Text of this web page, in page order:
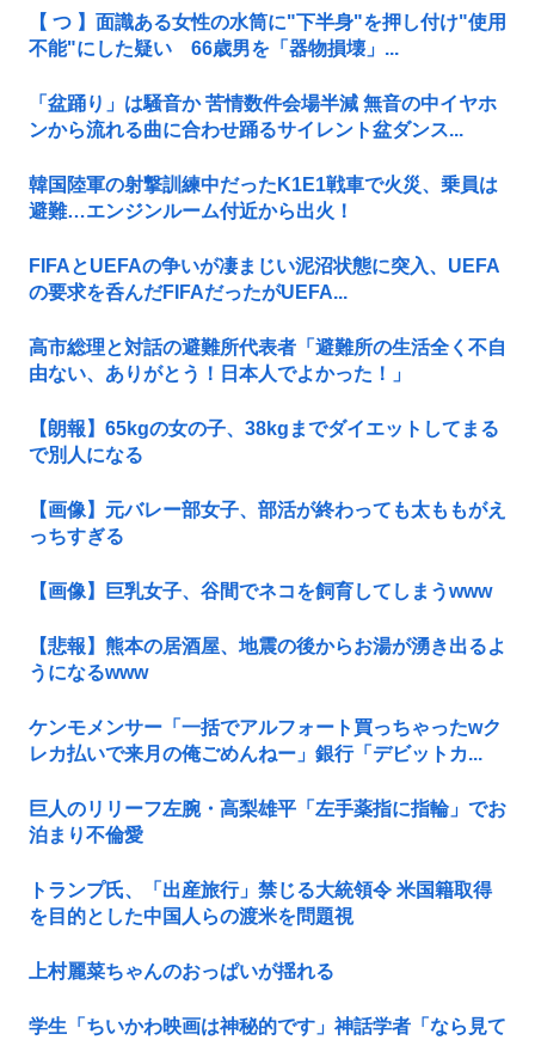
【 つ 】面識ある女性の水筒に"下半身"を押し付け"使用
不能"にした疑い 66歳男を「器物損壊」...
「盆踊り」は騒音か 苦情数件会場半減 無音の中イヤホ
ンから流れる曲に合わせ踊るサイレント盆ダンス...
韓国陸軍の射撃訓練中だったK1E1戦車で火災、乗員は
避難…エンジンルーム付近から出火！
FIFAとUEFAの争いが凄まじい泥沼状態に突入、UEFA
の要求を呑んだFIFAだったがUEFA...
高市総理と対話の避難所代表者「避難所の生活全く不自
由ない、ありがとう！日本人でよかった！」
【朗報】65kgの女の子、38kgまでダイエットしてまる
で別人になる
【画像】元バレー部女子、部活が終わっても太ももがえ
っちすぎる
【画像】巨乳女子、谷間でネコを飼育してしまうwww
【悲報】熊本の居酒屋、地震の後からお湯が湧き出るよ
うになるwww
ケンモメンサー「一括でアルフォート買っちゃったwク
レカ払いで来月の俺ごめんねー」銀行「デビットカ...
巨人のリリーフ左腕・高梨雄平「左手薬指に指輪」でお
泊まり不倫愛
トランプ氏、「出産旅行」禁じる大統領令 米国籍取得
を目的とした中国人らの渡米を問題視
上村麗菜ちゃんのおっぱいが揺れる
学生「ちいかわ映画は神秘的です」神話学者「なら見て